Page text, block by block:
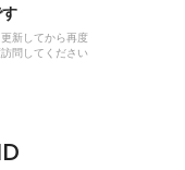
新してから再度
問してください